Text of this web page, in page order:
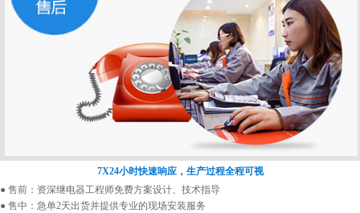
7X24小时快速响应，生产过程全程可视
● 售前：资深继电器工程师免费方案设计、技术指导
● 售中：急单2天出货并提供专业的现场安装服务